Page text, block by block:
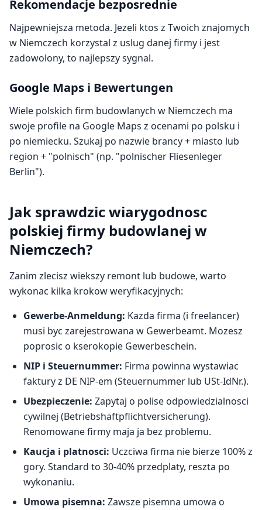
Rekomendacje bezposrednie
Najpewniejsza metoda. Jezeli ktos z Twoich znajomych
w Niemczech korzystal z uslug danej firmy i jest
zadowolony, to najlepszy sygnal.
Google Maps i Bewertungen
Wiele polskich firm budowlanych w Niemczech ma
swoje profile na Google Maps z ocenami po polsku i
po niemiecku. Szukaj po nazwie brancy + miasto lub
region + "polnisch" (np. "polnischer Fliesenleger
Berlin").
Jak sprawdzic wiarygodnosc
polskiej firmy budowlanej w
Niemczech?
Zanim zlecisz wiekszy remont lub budowe, warto
wykonac kilka krokow weryfikacyjnych:
Gewerbe-Anmeldung: Kazda firma (i freelancer)
musi byc zarejestrowana w Gewerbeamt. Mozesz
poprosic o kserokopie Gewerbeschein.
NIP i Steuernummer: Firma powinna wystawiac
faktury z DE NIP-em (Steuernummer lub USt-IdNr.).
Ubezpieczenie: Zapytaj o polise odpowiedzialnosci
cywilnej (Betriebshaftpflichtversicherung).
Renomowane firmy maja ja bez problemu.
Kaucja i platnosci: Uczciwa firma nie bierze 100% z
gory. Standard to 30-40% przedplaty, reszta po
wykonaniu.
Umowa pisemna: Zawsze pisemna umowa o